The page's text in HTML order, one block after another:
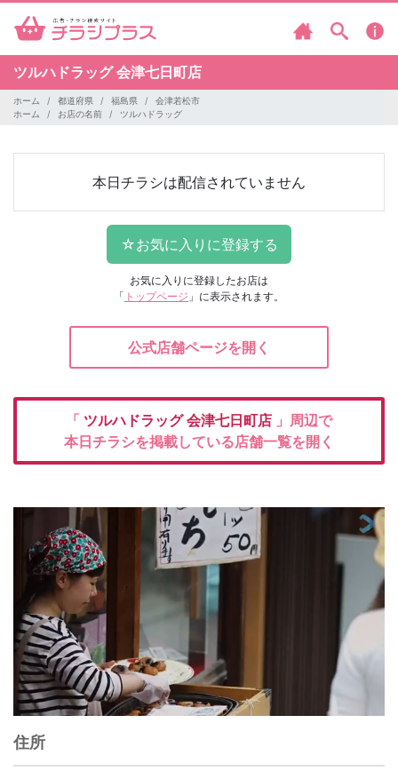
ツルハドラッグ会津七日町店
ホーム 都道府県 福島県
会津若松市
ホーム
お店の名前 ツルハドラッグ
本日チラシは配信されていません
お気に入りに登録したお店は
「 トップページ 」に表示されます。
公式店舗ページを開く
「 ツルハドラッグ会津七日町店 」周辺で
本日チラシを掲載している店舗一覧を開く
住所